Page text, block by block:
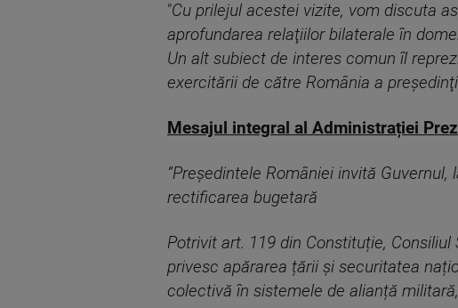
"Cu prilejul acestei vizite, vom discuta
aprofundarea relaţiilor bilaterale în
Un alt subiect de interes comun îl
exercitării de către România a
Mesajul integral al Administrației
”Președintele României invită
rectificarea bugetară
Potrivit art. 119 din Constituție,
privesc apărarea țării și securitatea
colectivă în sistemele de alianță